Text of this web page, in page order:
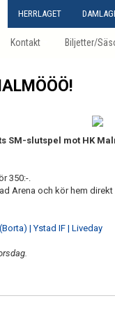
HERRLAGET
Kontakt Biljetter/
SM-slutspel mot HK
350:-.
Arena och kör hem
| Ystad IF | Liveday